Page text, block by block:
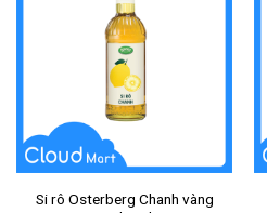
Si rô Osterberg Chanh vàng